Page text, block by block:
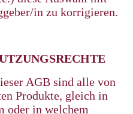
in zu korrigieren.
AGB sind alle von
Produkte, gleich in
oder in welchem